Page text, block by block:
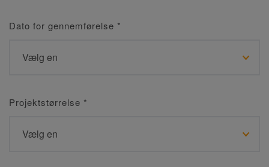
Dato for gennemførelse *
Projektstørrelse *